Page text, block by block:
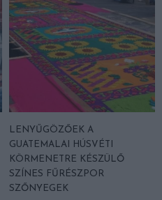
LENYŰGÖZŐEK A
GUATEMALAI HÚSVÉTI
KÖRMENETRE KÉSZÜLŐ
SZÍNES FŰRÉSZPOR
SZŐNYEGEK